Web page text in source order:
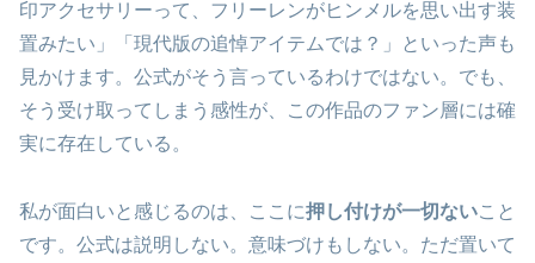
印アクセサリーって、フリーレンがヒンメルを思い出す装
置みたい」「現代版の追悼アイテムでは？」といった声も
見かけます。公式がそう言っているわけではない。でも、
そう受け取ってしまう感性が、この作品のファン層には確
実に存在している。
私が面白いと感じるのは、ここに押し付けが一切ないこと
です。公式は説明しない。意味づけもしない。ただ置いて